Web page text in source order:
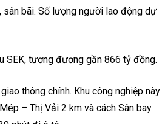
sân bãi. Số lượng người lao động dự
SEK, tương đương gần 866 tỷ đồng.
thông chính. Khu công nghiệp này
– Thị Vải 2 km và cách Sân bay